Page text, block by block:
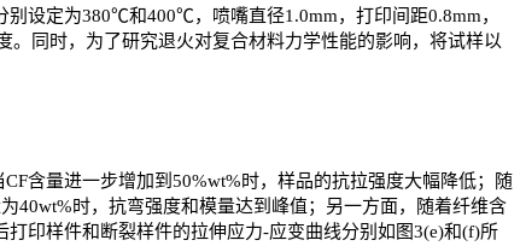
别设定为380℃和400℃，喷嘴直径1.0mm，打印间距0.8mm，
同时，为了研究退火对复合材料力学性能的影响，将试样以
CF含量进一步增加到 50%wt%时，样品的抗拉强度大幅降低；随
40wt%时，抗弯强度和模量达到峰值；另一方面，随着纤维含
印样件和断裂样件的拉伸应力-应变曲线分别如图3(e)和(f)所